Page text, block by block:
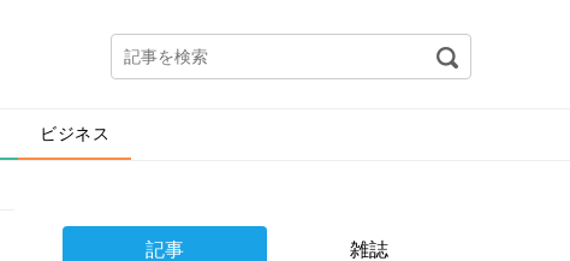
ビジネス
記事 雑誌